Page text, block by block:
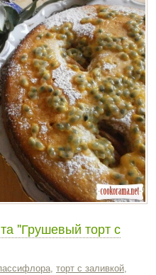
"Грушевый торт с
, торт с заливкой,